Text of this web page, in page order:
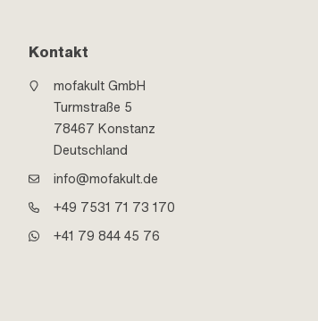
Kontakt
mofakult GmbH
Turmstraße 5
78467 Konstanz
Deutschland
info@mofakult.de
+49 7531 71 73 170
+41 79 844 45 76